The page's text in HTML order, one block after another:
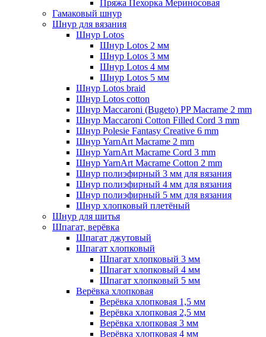
Пряжа Пехорка Мериносовая
Гамаковый шнур
Шнур для вязания
Шнур Lotos
Шнур Lotos 2 мм
Шнур Lotos 3 мм
Шнур Lotos 4 мм
Шнур Lotos 5 мм
Шнур Lotos braid
Шнур Lotos cotton
Шнур Maccaroni (Bugeto) PP Macrame 2 mm
Шнур Maccaroni Cotton Filled Cord 3 mm
Шнур Polesie Fantasy Creative 6 mm
Шнур YarnArt Macrame 2 mm
Шнур YarnArt Macrame Cord 3 mm
Шнур YarnArt Macrame Cotton 2 mm
Шнур полиэфирный 3 мм для вязания
Шнур полиэфирный 4 мм для вязания
Шнур полиэфирный 5 мм для вязания
Шнур хлопковый плетёный
Шнур для шитья
Шпагат, верёвка
Шпагат джутовый
Шпагат хлопковый
Шпагат хлопковый 3 мм
Шпагат хлопковый 4 мм
Шпагат хлопковый 5 мм
Верёвка хлопковая
Верёвка хлопковая 1,5 мм
Верёвка хлопковая 2,5 мм
Верёвка хлопковая 3 мм
Верёвка хлопковая 4 мм